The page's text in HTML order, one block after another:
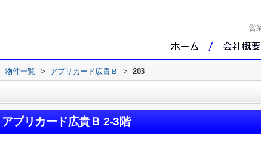
営
物件一覧 > アプリカード広貴Ｂ > 203
アプリカード広貴Ｂ 2-3階